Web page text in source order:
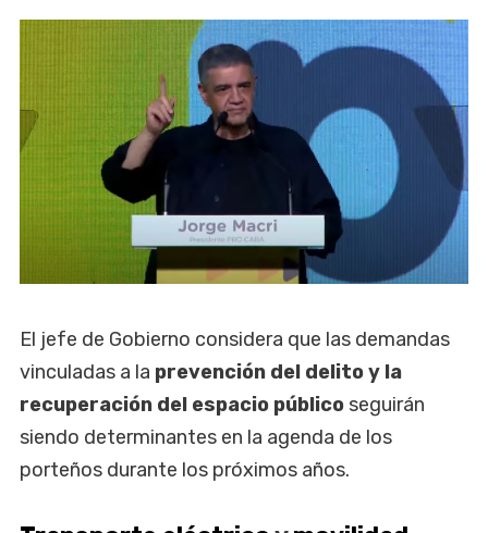
El jefe de Gobierno considera que las demandas
vinculadas a la prevención del delito y la
recuperación del espacio público seguirán
siendo determinantes en la agenda de los
porteños durante los próximos años.